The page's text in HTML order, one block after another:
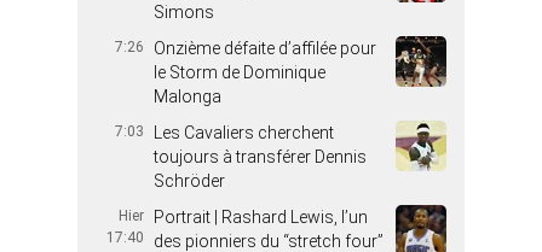
Simons
7:26
Onzième défaite d’affilée pour
le Storm de Dominique
Malonga
7:03
Les Cavaliers cherchent
toujours à transférer Dennis
Schröder
Hier
17:40
Portrait | Rashard Lewis, l’un
des pionniers du “stretch four”